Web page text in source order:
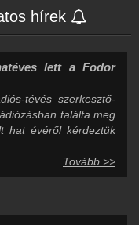
hírek
lett a Fodor
tévés szerkesztő-
találta meg
hat évéről kérdeztük
Tovább >>